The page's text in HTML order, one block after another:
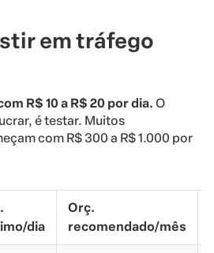
em tráfego
R$ 10 a R$ 20 por dia. O
é testar. Muitos
com R$ 300 a R$ 1.000 por
dia
Orç.
recomendado/mês